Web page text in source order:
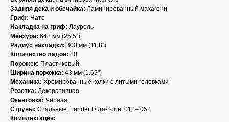
Задняя дека и обечайка: Ламинированный махагони
Гриф: Нато
Накладка на гриф: Лаурель
Мензура: 648 мм (25.5")
Радиус накладки: 300 мм (11.8")
Количество ладов: 20
Порожек: Пластиковый
Ширина порожка: 43 мм (1.69")
Механика: Хромированные колки с литыми головками
Розетка: Декоративная
Окантовка: Чёрная
Струны: Стальные, Fender Dura-Tone .012–.052
Комплектация: